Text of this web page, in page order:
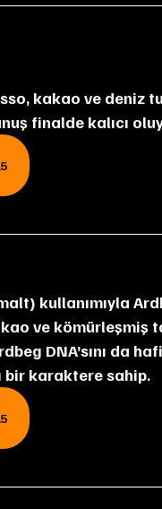
finalde kalıcı
ve kömürleşmiş
DNA’sını da
bir karaktere sahip.